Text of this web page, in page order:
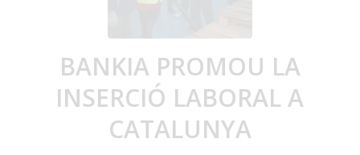
BANKIA PROMOU LA
INSERCIÓ LABORAL A
CATALUNYA